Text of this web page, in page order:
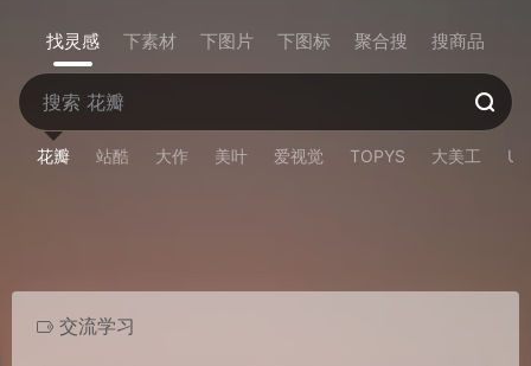
找灵感 下素材 下图片 下图标 聚合搜 搜商品
花瓣 站酷 大作 美叶 爱视觉 TOPYS 大美工 UI
交流学习